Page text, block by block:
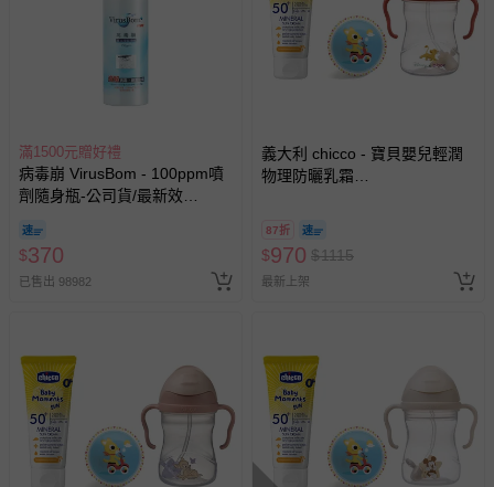
費用，可能會另需加收。
商品實際的配達日期，可於訂單個人資料內的查詢訂單內，
已出貨通知之訊息為主。
若您對於會員帳號、商品訂購與資訊、購物流程、付款方
式、折價券與購物金的使用、退貨及商品運送方式等有疑
預購商品：預購為海外同步代購，遇缺貨即會通知媽咪並協
助取消退款事宜。
滿1500元贈好禮
病毒崩 VirusBom - 100ppm噴
劑隨身瓶-公司貨/最新效
$370
已售出 98982
義大利 chicco - 寶貝嬰兒輕潤
物理防曬乳霜
87折
$970 $1115
最新上架